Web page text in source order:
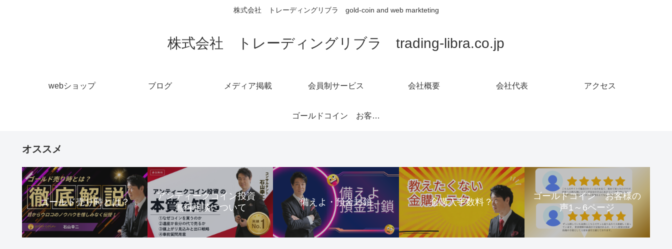
株式会社 トレーディングリブラ gold-coin and web markteting
株式会社 トレーディングリブラ trading-libra.co.jp
webショップ ブログ メディア掲載 会員制サービス 会社概要 会社代表 アクセス
ゴールドコイン お客様の声1～6ページ
オススメ
ゴールド売り時とは？
アンティークコイン投資
無料相談について
備えよ・預金封鎖 金購入手数料？
ゴールドコイン お客様の
声1～6ページ